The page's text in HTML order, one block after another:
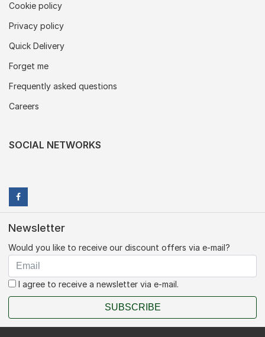
Cookie policy
Privacy policy
Quick Delivery
Forget me
Frequently asked questions
Careers
SOCIAL NETWORKS
Newsletter
Would you like to receive our discount offers via e-mail?
I agree to receive a newsletter via e-mail.
SUBSCRIBE